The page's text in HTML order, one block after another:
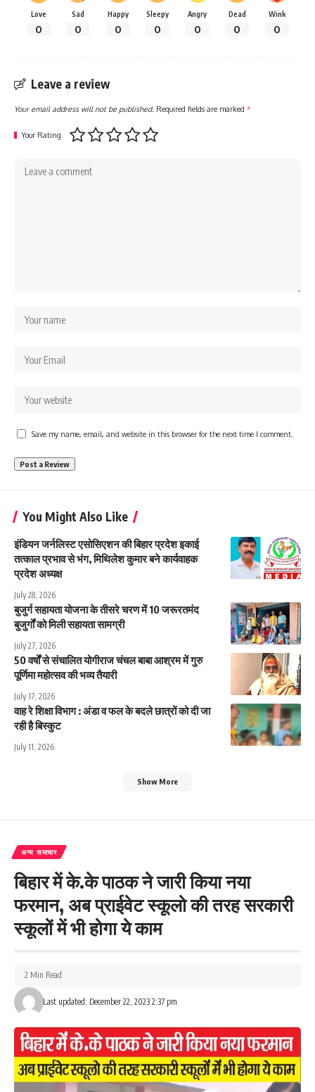
Love
0
Sad
0
Happy
0
Sleepy
0
Angry
0
Dead
0
Wink
0
Leave a review
Your email address will not be published. Required fields are marked *
Your Rating
Save my name, email, and website in this browser for the next time I comment.
You Might Also Like
इंडियन जर्नलिस्ट एसोसिएशन की बिहार प्रदेश इकाई
तत्काल प्रभाव से भंग, मिथिलेश कुमार बने कार्यवाहक
प्रदेश अध्यक्ष
July 28, 2026
बुजुर्ग सहायता योजना के तीसरे चरण में 10 जरूरतमंद
बुजुर्गों को मिली सहायता सामग्री
July 27, 2026
50 वर्षों से संचालित योगीराज चंचल बाबा आश्रम में गुरु
पूर्णिमा महोत्सव की भव्य तैयारी
July 17, 2026
वाह रे शिक्षा विभाग : अंडा व फल के बदले छात्रों को दी जा
रही है बिस्कुट
July 11, 2026
Show More
अन्य समाचार
बिहार में के.के पाठक ने जारी किया नया
फरमान, अब प्राईवेट स्कूलो की तरह सरकारी
स्कूलों में भी होगा ये काम
Last updated: December 22, 2023 2:37 pm
2 Min Read